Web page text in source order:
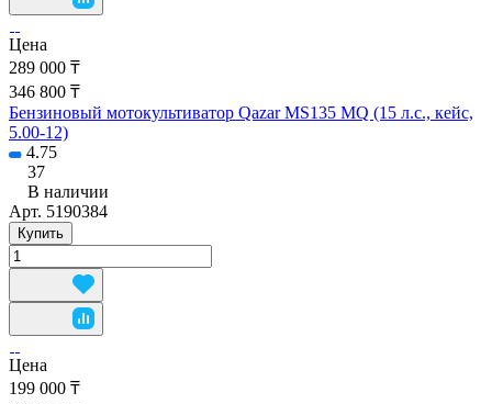
Цена
289 000 ₸
346 800 ₸
Бензиновый мотокультиватор Qazar MS135 MQ (15 л.с., кейс,
5.00-12)
4.75
37
В наличии
Арт. 5190384
Купить
Цена
199 000 ₸